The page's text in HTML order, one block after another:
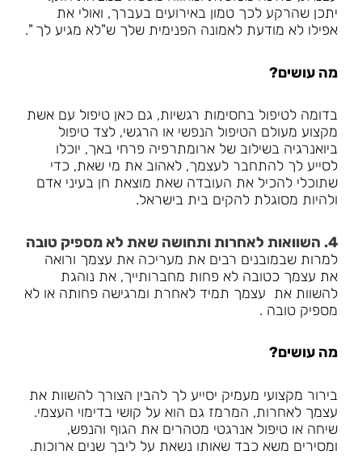
יתכן שהרקע לכך טמון באירועים בעברך, ואולי את
אפילו לא מודעת לאמונה הפנימית שלך ש"לא מגיע לך ".
מה עושים?
בדומה לטיפול בחסימות רגשיות, גם כאן טיפול עם אשת
מקצוע מעולם הטיפול הנפשי או הרגשי, לצד טיפול
ביואנרגיה בשילוב של ארומתרפיה פרחי באך, יוכלו
לסייע לך להתחבר לעצמך, לאהוב את מי שאת, כדי
שתוכלי להכיל את העובדה שאת מוצאת חן בעיני אדם
ולהיות מסוגלת להקים בית בישראל.
4. השוואות לאחרות ותחושה שאת לא מספיק טובה
למרות שבמובנים רבים את מעריכה את עצמך ורואה
את עצמך כטובה לא פחות מחברותייך, את נוהגת
להשוות את עצמך תמיד לאחרת ומרגישה פחותה או לא
מספיק טובה .
מה עושים?
בירור מקצועי מעמיק יסייע לך להבין הצורך להשוות את
עצמך לאחרות, המרמז גם הוא על קושי בדימוי העצמי.
שיחה או טיפול אנרגטי מטהרים את הגוף והנפש,
ומסירים משא כבד שאותו נשאת על ליבך שנים ארוכות.